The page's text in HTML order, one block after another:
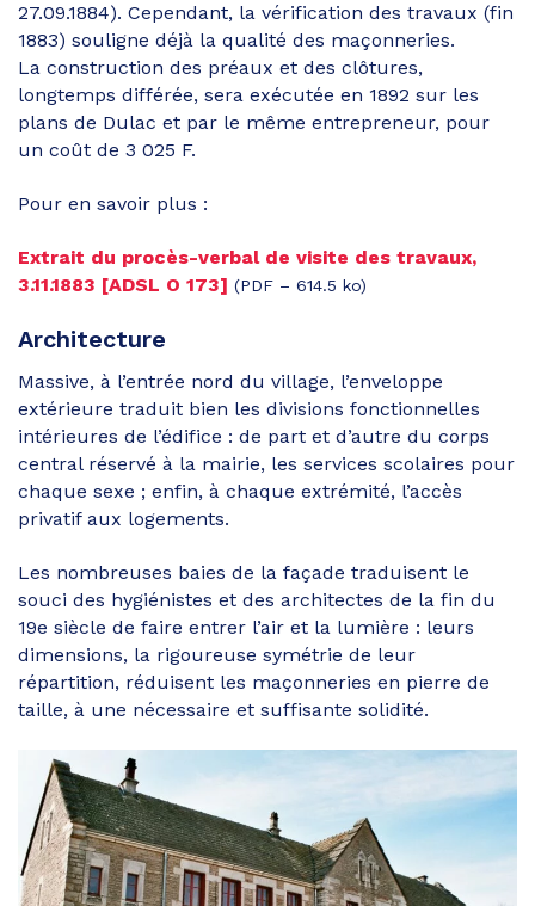
27.09.1884). Cependant, la vérification des travaux (fin
1883) souligne déjà la qualité des maçonneries.
La construction des préaux et des clôtures,
longtemps différée, sera exécutée en 1892 sur les
plans de Dulac et par le même entrepreneur, pour
un coût de 3 025 F.
Pour en savoir plus :
Extrait du procès-verbal de visite des travaux,
3.11.1883 [ADSL O 173] (PDF – 614.5 ko)
Architecture
Massive, à l’entrée nord du village, l’enveloppe
extérieure traduit bien les divisions fonctionnelles
intérieures de l’édifice : de part et d’autre du corps
central réservé à la mairie, les services scolaires pour
chaque sexe ; enfin, à chaque extrémité, l’accès
privatif aux logements.
Les nombreuses baies de la façade traduisent le
souci des hygiénistes et des architectes de la fin du
19e siècle de faire entrer l’air et la lumière : leurs
dimensions, la rigoureuse symétrie de leur
répartition, réduisent les maçonneries en pierre de
taille, à une nécessaire et suffisante solidité.